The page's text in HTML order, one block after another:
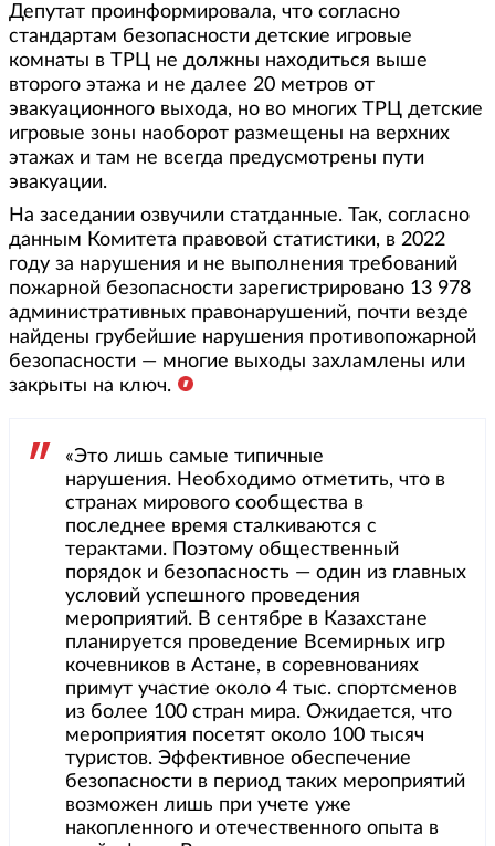
Депутат проинформировала, что согласно
стандартам безопасности детские игровые
комнаты в ТРЦ не должны находиться выше
второго этажа и не далее 20 метров от
эвакуационного выхода, но во многих ТРЦ детские
игровые зоны наоборот размещены на верхних
этажах и там не всегда предусмотрены пути
эвакуации.
На заседании озвучили статданные. Так, согласно
данным Комитета правовой статистики, в 2022
году за нарушения и не выполнения требований
пожарной безопасности зарегистрировано 13 978
административных правонарушений, почти везде
найдены грубейшие нарушения противопожарной
безопасности — многие выходы захламлены или
закрыты на ключ.
«Это лишь самые типичные
нарушения. Необходимо отметить, что в
странах мирового сообщества в
последнее время сталкиваются с
терактами. Поэтому общественный
порядок и безопасность — один из главных
условий успешного проведения
мероприятий. В сентябре в Казахстане
планируется проведение Всемирных игр
кочевников в Астане, в соревнованиях
примут участие около 4 тыс. спортсменов
из более 100 стран мира. Ожидается, что
мероприятия посетят около 100 тысяч
туристов. Эффективное обеспечение
безопасности в период таких мероприятий
возможен лишь при учете уже
накопленного и отечественного опыта в